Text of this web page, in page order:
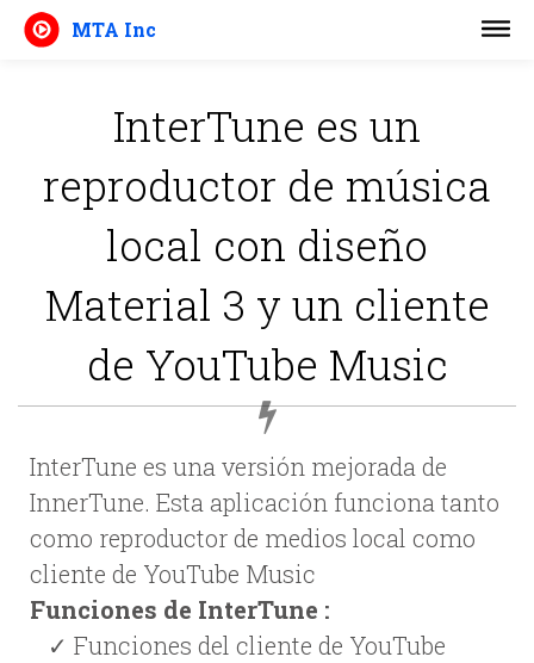
MTA Inc
InterTune es un
reproductor de música
local con diseño
Material 3 y un cliente
de YouTube Music
InterTune es una versión mejorada de
InnerTune. Esta aplicación funciona tanto
como reproductor de medios local como
cliente de YouTube Music
Funciones de InterTune :
✓ Funciones del cliente de YouTube